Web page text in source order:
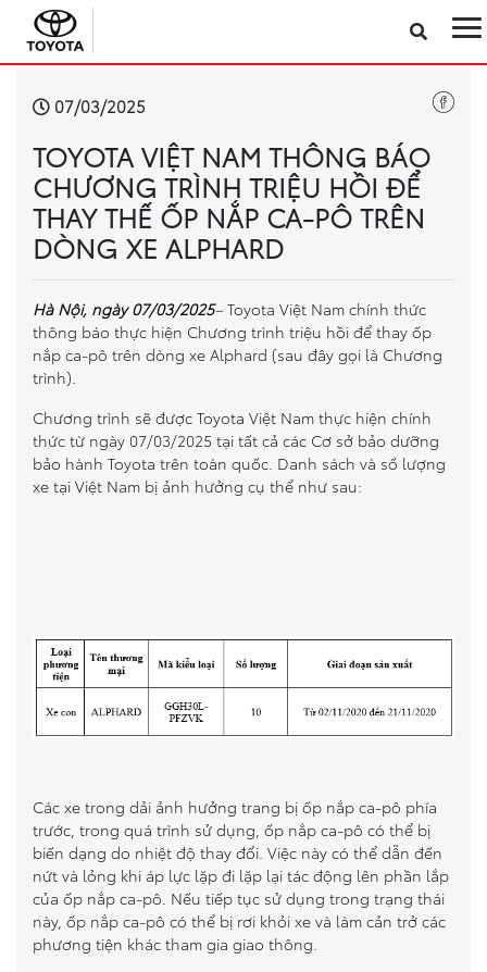
Sản phẩm
Công nghệ
Dịch vụ
Điện hóa
Về Toyota Việt Nam
VR Showroom
Liên hệ Đại lý
07/03/2025
TOYOTA VIỆT NAM THÔNG BÁO
CHƯƠNG TRÌNH TRIỆU HỒI ĐỂ
THAY THẾ ỐP NẮP CA-PÔ TRÊN
DÒNG XE ALPHARD
Hà Nội, ngày 07/03/2025– Toyota Việt Nam chính thức
thông báo thực hiện Chương trình triệu hồi để thay ốp
nắp ca-pô trên dòng xe Alphard (sau đây gọi là Chương
trình).
Chương trình sẽ được Toyota Việt Nam thực hiện chính
thức từ ngày 07/03/2025 tại tất cả các Cơ sở bảo dưỡng
bảo hành Toyota trên toàn quốc. Danh sách và số lượng
xe tại Việt Nam bị ảnh hưởng cụ thể như sau:
Các xe trong dải ảnh hưởng trang bị ốp nắp ca-pô phía
trước, trong quá trình sử dụng, ốp nắp ca-pô có thể bị
biến dạng do nhiệt độ thay đổi. Việc này có thể dẫn đến
nứt và lỏng khi áp lực lặp đi lặp lại tác động lên phần lắp
của ốp nắp ca-pô. Nếu tiếp tục sử dụng trong trạng thái
này, ốp nắp ca-pô có thể bị rơi khỏi xe và làm cản trở các
phương tiện khác tham gia giao thông.